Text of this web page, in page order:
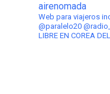
airenomada
Web para viajeros
@paralelo20
LIBRE EN COREA